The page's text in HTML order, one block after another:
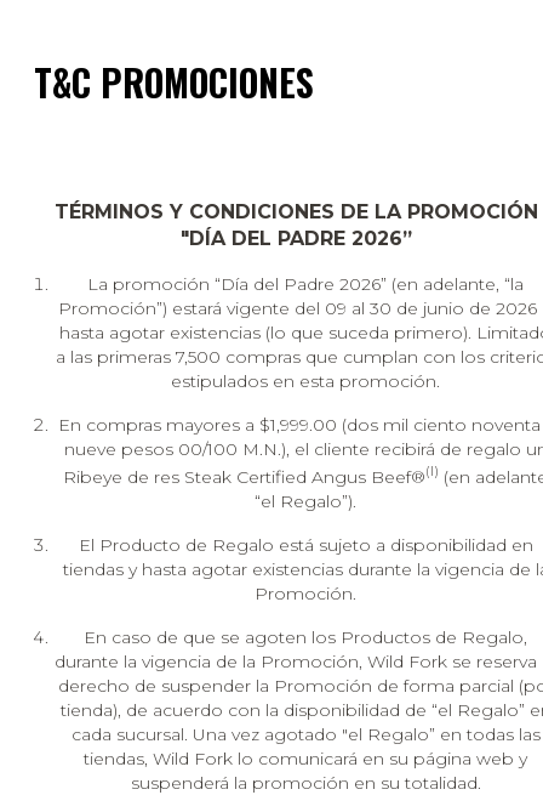
T&C PROMOCIONES
TÉRMINOS Y CONDICIONES DE LA PROMOCIÓN
"DÍA DEL PADRE 2026”
La promoción “Día del Padre 2026” (en adelante, “la
Promoción”) estará vigente del 09 al 30 de junio de 2026
hasta agotar existencias (lo que suceda primero).
a las primeras 7,500 compras que cumplan con los
estipulados en esta promoción.
En compras mayores a $1,999.00 (dos mil ciento noventa
nueve pesos 00/100 M.N.), el cliente recibirá de regalo
Ribeye de res Steak Certified Angus Beef®(I) (en
“el Regalo”).
El Producto de Regalo está sujeto a disponibilidad en
tiendas y hasta agotar existencias durante la vigencia de
Promoción.
En caso de que se agoten los Productos de Regalo,
durante la vigencia de la Promoción, Wild Fork se reserva
derecho de suspender la Promoción de forma parcial
tienda), de acuerdo con la disponibilidad de “el Regalo”
cada sucursal. Una vez agotado "el Regalo” en todas las
tiendas, Wild Fork lo comunicará en su página web y
suspenderá la promoción en su totalidad.